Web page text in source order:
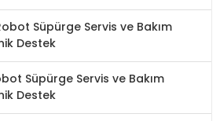
Süpürge Servis ve Bakım
Destek
Süpürge Servis ve Bakım
Destek